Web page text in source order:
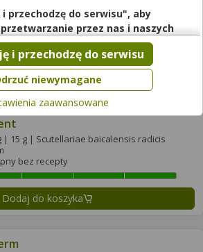
Control Zdrowe Korzyści
diety
Dodaj do koszyka
| 15 g | Scutellariae baicalensis radicis
bez recepty
Dodaj do koszyka
przechodzę do serwisu", aby
przez nas i naszych
danych w powyższych celach.
zgody jest dobrowolne, a wyrażoną
chwili cofnąć, możesz też wycofać
Twoich danych tylko w niektórych
dowiedzieć się więcej lub chcesz
szczegółową, to możesz tego
„Ustawień zaawansowanych".
temat wykorzystywania narzędzi
serwisie znajdziesz wRegulaminie
niewymagane
i przechodzę do serwisu
zaawansowane